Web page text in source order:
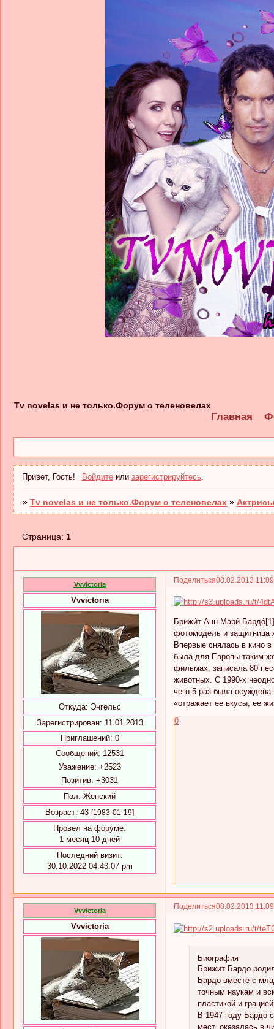
Tv novelas и не только.Форум о теленовелах
Главная
Привет, Гость! Войдитеили зарегистрируйтесь.
»Tv novelas и не только.Форум о теленовелах »
Страница:1
Поделиться08.02.2013
Vvvictoria
Vvvictoria
Откуда: Энгельс
Зарегистрирован: 11.01.2013
Приглашений: 0
Сообщений: 12531
Уважение: +2523
Позитив: +3031
Пол: Женский
Возраст: 43 [1983-01-19]
Провел на форуме:
1 месяц 10 дней
Последний визит:
30.10.2022 04:43:07 pm
Брижи́т Анн-Мари́
фотомодель и защитница
Впервые снялась в кино
была для Европы таким
фильмах, записала 80
животных. С 1990-х
чего 5 раз была
«отражает ее вкусы, ее
0
Поделиться08.02.2013
Vvvictoria
Vvvictoria
Биография
Брижит Бардо
Бардо вместе с
точным наукам и
пластикой и
В 1947 году Бардо
мест, оказалась в